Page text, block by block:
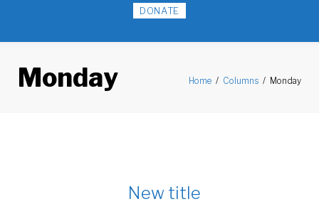
DONATE
Monday Home / Columns / Monday
New title